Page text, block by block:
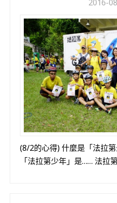
2016-
(8/2的心得) 什麼是「法拉
「法拉第少年」是…… 法